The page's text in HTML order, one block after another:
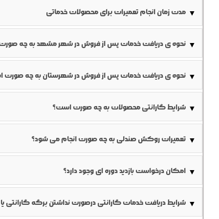
▼ مدت زمان انجام تعمیرات برای محصولات خدماتی
تعمیرات استاندارد: ۷-۱۰ روز کاری
تعمیرات فوری: ۳-۵ روز کاری (با هزینه اضافی)▼ نحوه ی دریافت خدمات پس از فروش در شهر مشهد به چه
می نماید.
راهکار دوم: تماس تلفنی با شماره گویای واحد خدمات و ضبط صوتی درخواست؛ در این
▼ نحوه ی دریافت خدمات پس از فروش در شهرستان به چه صورت
مراجعه به سایت شرکت، ورود به منوی نمایندگی های شهرستان
شکایت مشتری به شماره▼ شرایط گارانتی محصولات به چه صورت است؟
باشند.▼ تعمیرات روکش صندلی به چه صورت انجام می شود؟
پس از ثبت درخواست مشتری، همکاران خدمات پس از فروش در
روکش به محل کارخانه منتقل خواهد شد.▼ امکان درخواست بازدید دوره ای وجود دارد؟
به منظور اطمینان از صحت عملکرد صندلی ها و قبل از خرابی، می
▼ شرایط دریافت خدمات گارانتی درصورت نداشتن برگه گارانتی